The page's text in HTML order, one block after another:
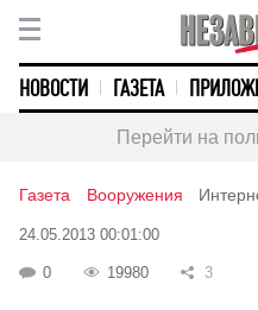
НОВОСТИ ГАЗЕТА
Перейти на
Газета Вооружения
24.05.2013 00:01:00
0 19980 3